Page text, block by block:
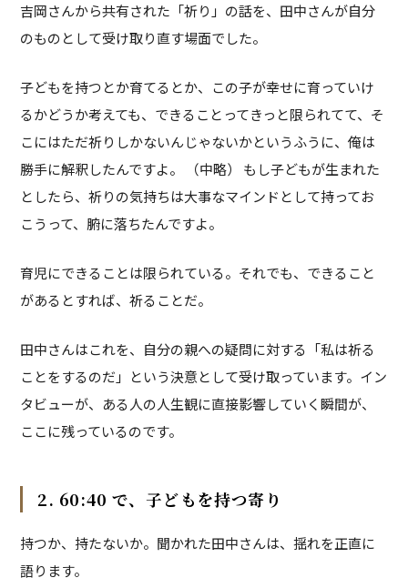
吉岡さんから共有された「祈り」の話を、田中さんが自分
のものとして受け取り直す場面でした。
子どもを持つとか育てるとか、この子が幸せに育っていけ
るかどうか考えても、できることってきっと限られてて、そ
こにはただ祈りしかないんじゃないかというふうに、俺は
勝手に解釈したんですよ。 （中略） もし子どもが生まれた
としたら、祈りの気持ちは大事なマインドとして持ってお
こうって、腑に落ちたんですよ。
育児にできることは限られている。それでも、できること
があるとすれば、祈ることだ。
田中さんはこれを、自分の親への疑問に対する「私は祈る
ことをするのだ」という決意として受け取っています。イン
タビューが、ある人の人生観に直接影響していく瞬間が、
ここに残っているのです。
2. 60:40 で、子どもを持つ寄り
持つか、持たないか。聞かれた田中さんは、揺れを正直に
語ります。